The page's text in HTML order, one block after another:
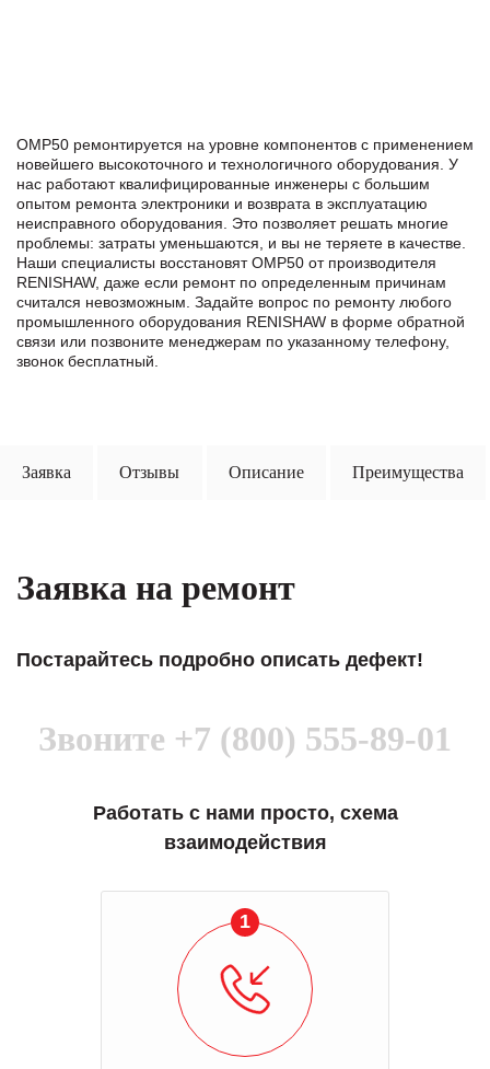
OMP50 ремонтируется на уровне компонентов с применением
новейшего высокоточного и технологичного оборудования. У
нас работают квалифицированные инженеры с большим
опытом ремонта электроники и возврата в эксплуатацию
неисправного оборудования. Это позволяет решать многие
проблемы: затраты уменьшаются, и вы не теряете в качестве.
Наши специалисты восстановят OMP50 от производителя
RENISHAW, даже если ремонт по определенным причинам
считался невозможным. Задайте вопрос по ремонту любого
промышленного оборудования RENISHAW в формe обратной
связи или позвоните менеджерам по указанному телефону,
звонок бесплатный.
Заявка Отзывы Описание Преимущества
Заявка на ремонт
Постарайтесь подробно описать дефект!
Звоните +7 (800) 555-89-01
Работать с нами просто, схема
взаимодействия
2